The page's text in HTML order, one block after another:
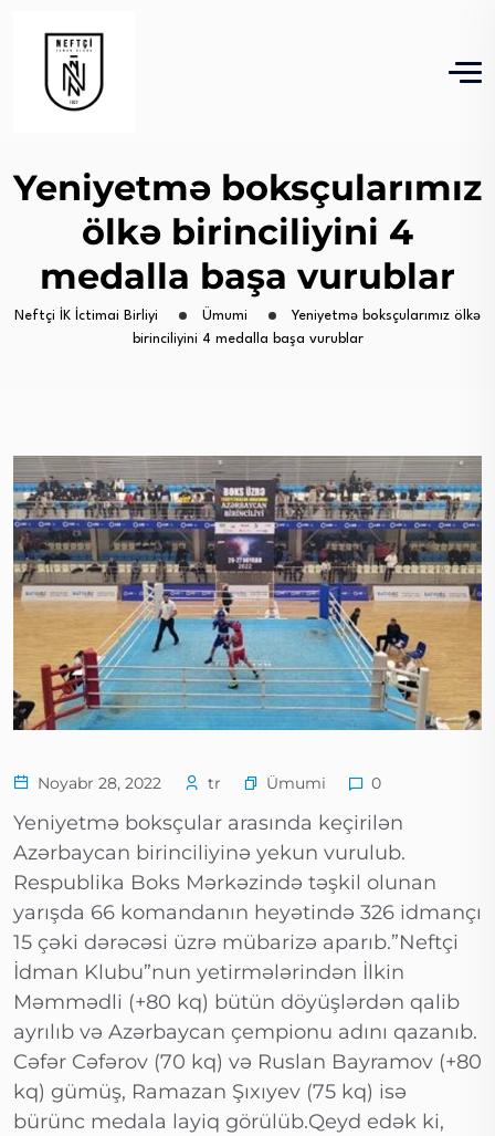
Yeniyetmə boksçularımız
ölkə birinciliyini 4
medalla başa vurublar
Neftçi İK İctimai Birliyi Ümumi
Yeniyetmə boksçularımız ölkə
birinciliyini 4 medalla başa vurublar
Noyabr 28, 2022 tr Ümumi 0
Yeniyetmə boksçular arasında keçirilən
Azərbaycan birinciliyinə yekun vurulub.
Respublika Boks Mərkəzində təşkil olunan
yarışda 66 komandanın heyətində 326 idmançı
15 çəki dərəcəsi üzrə mübarizə aparıb.”Neftçi
İdman Klubu”nun yetirmələrindən İlkin
Məmmədli (+80 kq) bütün döyüşlərdən qalib
ayrılıb və Azərbaycan çempionu adını qazanıb.
Cəfər Cəfərov (70 kq) və Ruslan Bayramov (+80
kq) gümüş, Ramazan Şıxıyev (75 kq) isə
bürünc medala layiq görülüb.Qeyd edək ki,